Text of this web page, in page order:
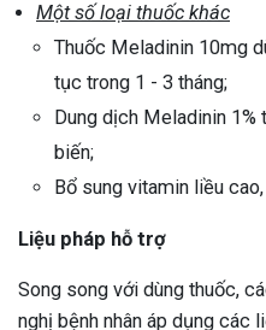
Một số loại thuốc khác
Thuốc Meladinin 10mg
tục trong 1 - 3 tháng;
Dung dịch Meladinin
biến;
Bổ sung vitamin liều
Liệu pháp hỗ trợ
Song song với dùng thuốc,
nghị bệnh nhân áp dụng các